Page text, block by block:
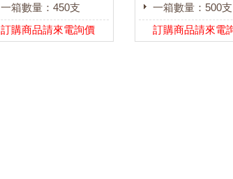
一箱數量：450支
訂購商品請來電詢價
一箱數量：500支
訂購商品請來電